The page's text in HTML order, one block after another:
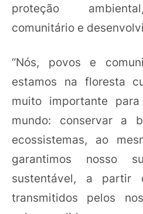
proteção
comunitário e
“Nós, povos e
estamos na floresta
muito importante
mundo: conservar a
ecossistemas, ao
garantimos nosso
sustentável, a partir
transmitidos pelos